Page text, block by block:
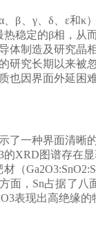
、β、γ、δ、ε和κ
稳定的β相，从
体制造及研究晶
研究长期以来被
也因界面外延困
了一种界面清晰
的XRD图谱存在
材（Ga2O3:SnO2
面，Sn占据了八
O3表现出高绝缘的